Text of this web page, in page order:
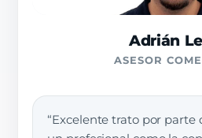
Adrián
ASESOR
“Excelente trato por parte